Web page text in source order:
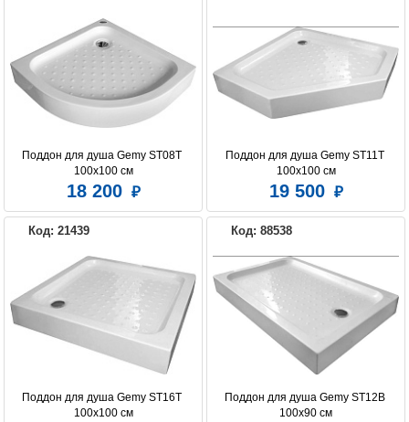
Поддон для душа Gemy ST08T
100х100 см
18 200
Поддон для душа Gemy ST11T
100х100 см
19 500
Код: 21439
Поддон для душа Gemy ST16T
100х100 см
Код: 88538
Поддон для душа Gemy ST12B
100х90 см